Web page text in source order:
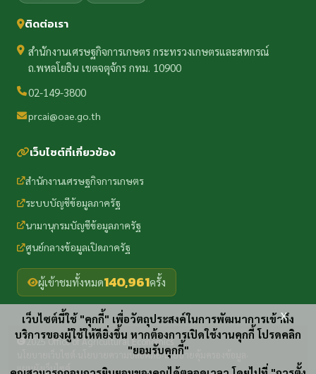
ติดต่อเรา
สำนักงานเศรษฐกิจการเกษตร กระทรวงเกษตรและสหกรณ์
ถ.พหลโยธิน เขตจตุจักร กทม. 10900
02-149-3800
prcai@oae.go.th
เว็บไซต์ที่เกี่ยวข้อง
สำนักงานเศรษฐกิจการเกษตร
ระบบบัญชีข้อมูลภาครัฐ
นามานุกรมบัญชีข้อมูลภาครัฐ
ศูนย์กลางข้อมูลเปิดภาครัฐ
ผู้เข้าชมทั้งหมด140,961ครั้ง
2025 Office of Agricultural Economics
นโยบายความปลอดภัย·นโยบายคุ้มครองข้อมูล
แผนผังเว็บไซต์
เว็บไซต์นี้ใช้ "คุกกี้" เพื่อวัตถุประสงค์ในการพัฒนาการเข้าถึง
บริการของผู้ใช้ให้ดียิ่งขึ้น หากต้องการเปิดใช้งานคุกกี้ โปรดคลิก
"ยอมรับคุกกี้"
x